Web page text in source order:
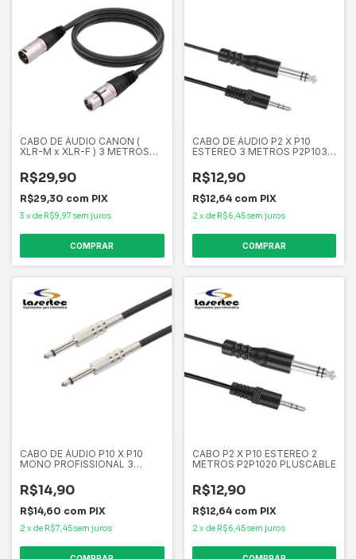
CABO DE ÁUDIO CANON (
XLR-M x XLR-F ) 3 METROS
R$29,90
R$29,30 com PIX
3 x de R$9,97 sem juros
CABO DE ÁUDIO P2 X P10
ESTEREO 3 METROS P2P1030
R$12,90
R$12,64 com PIX
2 x de R$6,45sem juros
CABO DE ÁUDIO P10 X P10
MONO PROFISSIONAL 3
R$14,90
R$14,60 com PIX
2 x de R$7,45sem juros
CABO P2 X P10 ESTEREO 2
METROS P2P1020 PLUSCABLE
R$12,90
R$12,64 com PIX
2 x de R$6,45sem juros